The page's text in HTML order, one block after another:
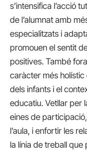
s’intensifica l’acció
de l’alumnat amb
especialitzats i
promouen el sentit
positives. També
caràcter més holístic
dels infants i el
educatiu. Vetllar per
eines de
l’aula, i enfortir les
la línia de treball que